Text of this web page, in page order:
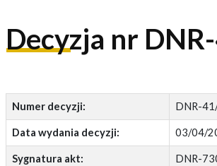
Decyzja nr
Numer decyzji: DNR-
Data wydania decyzji: 03/04/
Sygnatura akt: DNR-